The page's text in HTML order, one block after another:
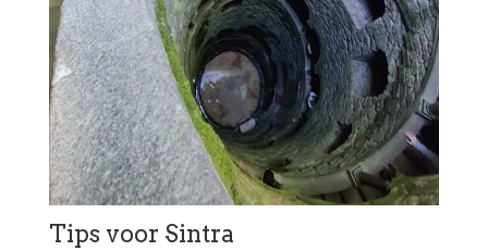
Tips voor Sintra